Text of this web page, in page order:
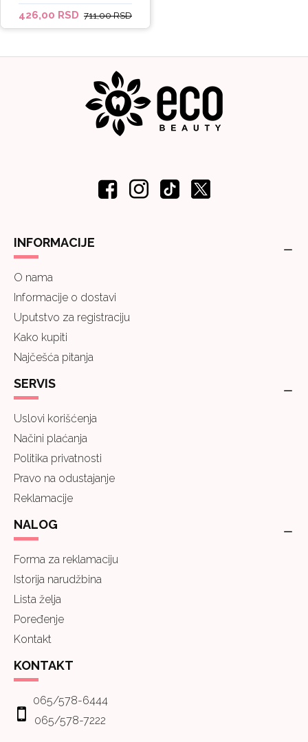
426,00 RSD 711,00 RSD
INFORMACIJE
O nama
Informacije o dostavi
Uputstvo za registraciju
Kako kupiti
Najčešća pitanja
SERVIS
Uslovi korišćenja
Načini plaćanja
Politika privatnosti
Pravo na odustajanje
Reklamacije
NALOG
Forma za reklamaciju
Istorija narudžbina
Lista želja
Poređenje
Kontakt
KONTAKT
065/578-6444
065/578-7222